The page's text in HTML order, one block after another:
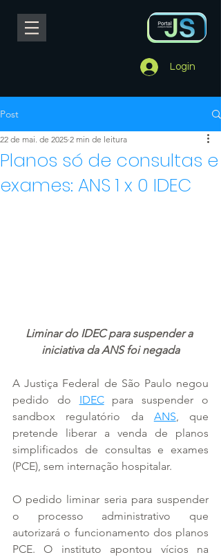
Login
Post
Planos só de consultas e
exames: ANS 1 x 0 IDEC
22 de mai. de 2025 2 min de leitura
Liminar do IDEC para suspender a
iniciativa da ANS foi negada
A Justiça Federal de São Paulo negou
pedido do IDEC para suspender o
sandbox regulatório da ANS, que
pretende liberar a venda de planos
simplificados de consultas e exames
(PCE), sem internação hospitalar.
O pedido liminar seria para suspender
o processo administrativo que
autorizará o funcionamento dos planos
PCE. O instituto apontou vícios na